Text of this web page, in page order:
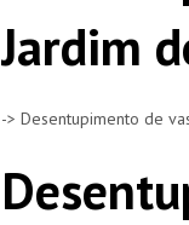
Jardim
-> Desentupimento de